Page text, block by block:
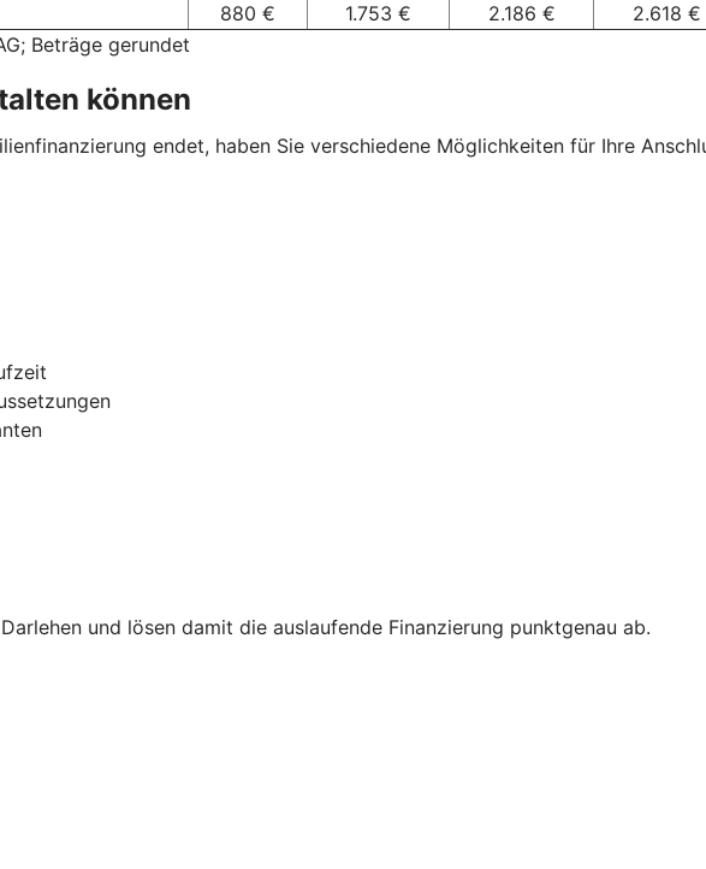
880 € 1.753 € 2.186 € 2.618 €
Beträge gerundet
können
endet, haben Sie verschiedene Möglichkeiten für Ihre
und lösen damit die auslaufende Finanzierung punktgenau ab.